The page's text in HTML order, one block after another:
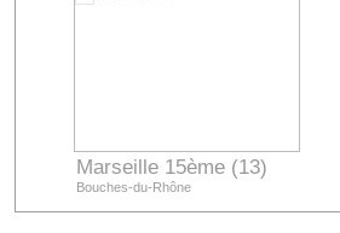
Marseille 15ème (13)
Bouches-du-Rhône